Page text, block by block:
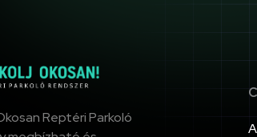
Reptéri Parkoló